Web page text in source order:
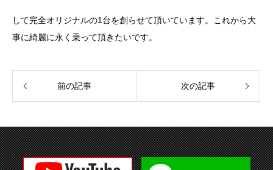
して完全オリジナルの1台を創らせて頂いています。これから大
事に綺麗に永く乗って頂きたいです。
前の記事 次の記事